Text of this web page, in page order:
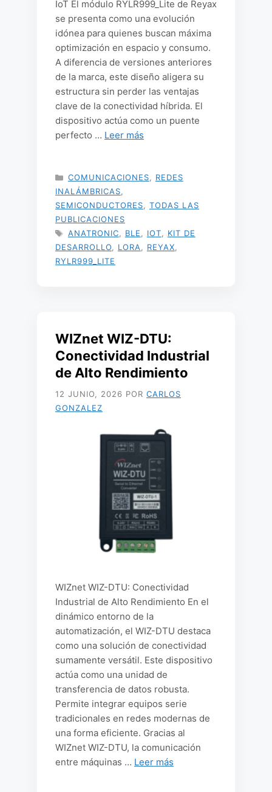
IoT El módulo RYLR999_Lite de Reyax
se presenta como una evolución
idónea para quienes buscan máxima
optimización en espacio y consumo.
A diferencia de versiones anteriores
de la marca, este diseño aligera su
estructura sin perder las ventajas
clave de la conectividad híbrida. El
dispositivo actúa como un puente
perfecto … Leer más
CATEGORÍAS
COMUNICACIONES
REDES
INALÁMBRICAS
SEMICONDUCTORES
TODAS LAS
PUBLICACIONES
ETIQUETAS
ANATRONIC BLE IOT
KIT DE
DESARROLLO
LORA REYAX
RYLR999_LITE
WIZnet WIZ-DTU:
Conectividad Industrial
de Alto Rendimiento
12 JUNIO, 2026 POR CARLOS
GONZALEZ
WIZnet WIZ-DTU: Conectividad
Industrial de Alto Rendimiento En el
dinámico entorno de la
automatización, el WIZ-DTU destaca
como una solución de conectividad
sumamente versátil. Este dispositivo
actúa como una unidad de
transferencia de datos robusta.
Permite integrar equipos serie
tradicionales en redes modernas de
una forma eficiente. Gracias al
WIZnet WIZ-DTU, la comunicación
entre máquinas … Leer más